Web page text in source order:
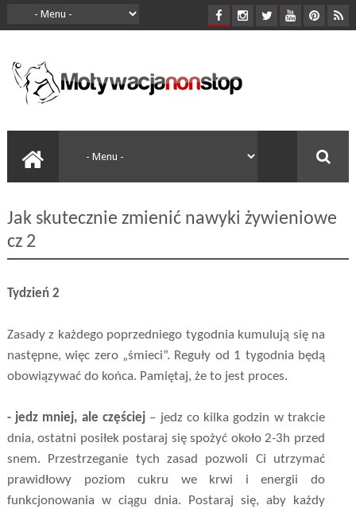
Jak skutecznie zmienić nawyki żywieniowe
cz 2
Tydzień 2
Zasady z każdego poprzedniego tygodnia kumulują się na
następne, więc zero „śmieci”. Reguły od 1 tygodnia będą
obowiązywać do końca. Pamiętaj, że to jest proces.
- jedz mniej, ale częściej – jedz co kilka godzin w trakcie
dnia, ostatni posiłek postaraj się spożyć około 2-3h przed
snem. Przestrzeganie tych zasad pozwoli Ci utrzymać
prawidłowy poziom cukru we krwi i energii do
funkcjonowania w ciągu dnia. Postaraj się, aby każdy